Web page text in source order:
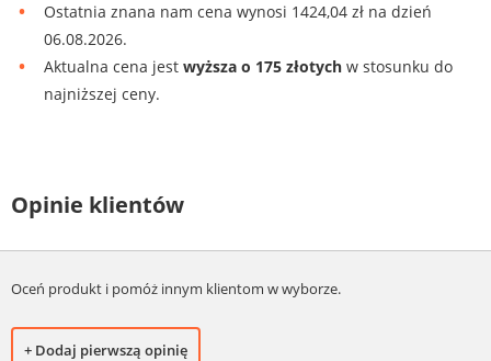
Ostatnia znana nam cena wynosi 1424,04 zł na dzień
06.08.2026.
Aktualna cena jest wyższa o 175 złotych w stosunku do
najniższej ceny.
Opinie klientów
Oceń produkt i pomóż innym klientom w wyborze.
+ Dodaj pierwszą opinię